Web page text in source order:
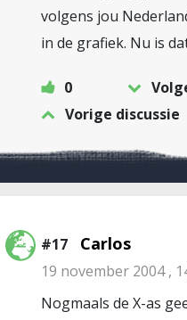
volgens jou
in de grafiek. Nu is
0
Vorige discussie
#17 Carlos
19 november 2004 ,
Nogmaals de X-as